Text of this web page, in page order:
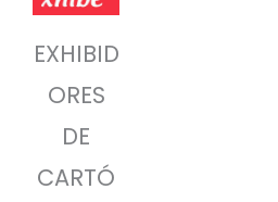
EXHIBID
ORES
DE
CARTÓ